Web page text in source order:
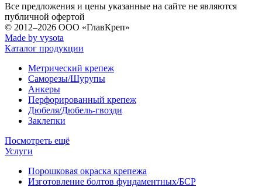
Все предложения и цены указанные на сайте не являются
публичной офертой
© 2012–2026 ООО «ГлавКреп»
Made by vysota
Каталог продукции
Метрический крепеж
Саморезы/Шурупы
Анкеры
Перфорированный крепеж
Дюбеля/Дюбель-гвозди
Заклепки
Посмотреть ещё
Услуги
Порошковая окраска крепежа
Изготовление болтов фундаментных/БСР